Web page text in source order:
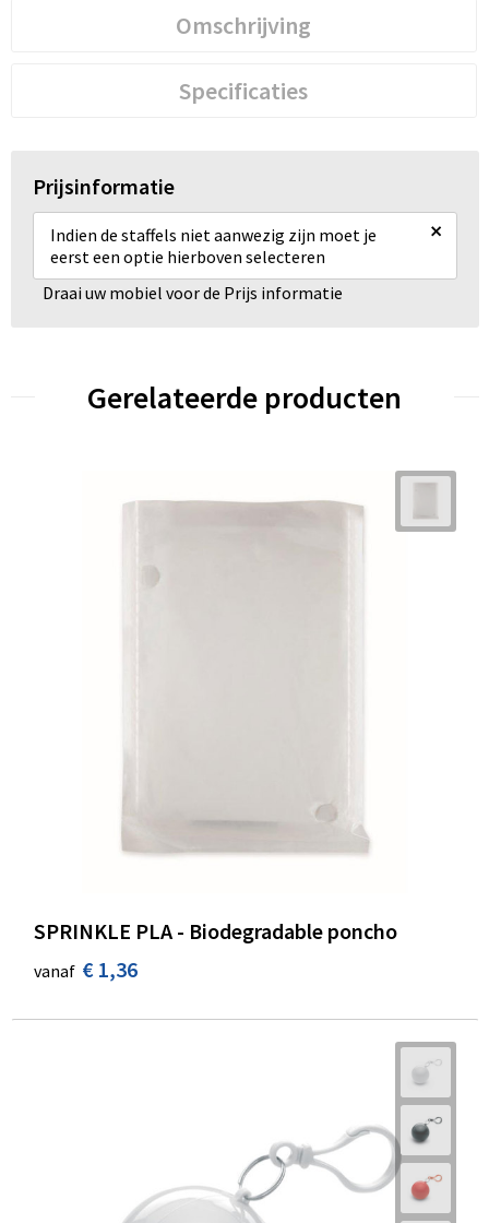
Omschrijving
Specificaties
Prijsinformatie
Indien de staffels niet aanwezig zijn moet je
eerst een optie hierboven selecteren
×
Draai uw mobiel voor de Prijs informatie
Gerelateerde producten
SPRINKLE PLA - Biodegradable poncho
vanaf € 1,36